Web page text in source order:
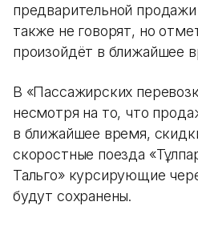
предварительной
также не говорят, но
произойдёт в ближайшее
В «Пассажирских
несмотря на то, что
в ближайшее время,
скоростные поезда
Тальго» курсирующие
будут сохранены.